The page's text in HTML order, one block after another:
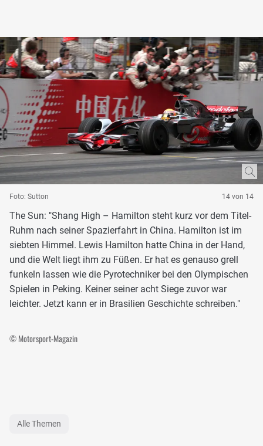
Foto: Sutton 14 von 14
The Sun: "Shang High – Hamilton steht kurz vor dem Titel-
Ruhm nach seiner Spazierfahrt in China. Hamilton ist im
siebten Himmel. Lewis Hamilton hatte China in der Hand,
und die Welt liegt ihm zu Füßen. Er hat es genauso grell
funkeln lassen wie die Pyrotechniker bei den Olympischen
Spielen in Peking. Keiner seiner acht Siege zuvor war
leichter. Jetzt kann er in Brasilien Geschichte schreiben."
© Motorsport-Magazin
Alle Themen